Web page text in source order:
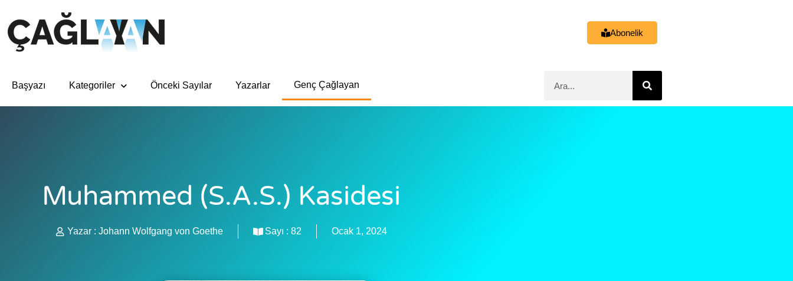
Abonelik
Başyazı Kategoriler Önceki Sayılar Yazarlar Genç Çağlayan
Muhammed (s.a.s.) Kasidesi
Yazar : Johann Wolfgang von Goethe Sayı : 82 Ocak 1, 2024